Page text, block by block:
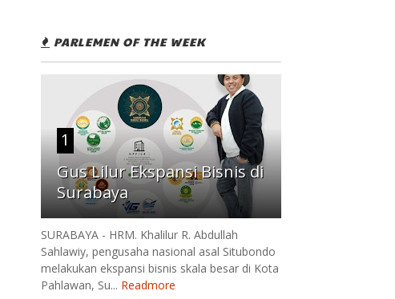
PARLEMEN OF THE WEEK
1
Gus Lilur Ekspansi Bisnis di
Surabaya
SURABAYA - HRM. Khalilur R. Abdullah
Sahlawiy, pengusaha nasional asal Situbondo
melakukan ekspansi bisnis skala besar di Kota
Pahlawan, Su... Readmore